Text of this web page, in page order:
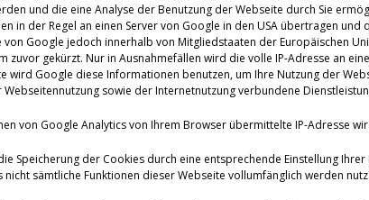
und die eine Analyse der Benutzung der Webseite durch Sie
in der Regel an einen Server von Google in den USA übertragen
von Google jedoch innerhalb von Mitgliedstaaten der Europäischen
zuvor gekürzt. Nur in Ausnahmefällen wird die volle IP-Adresse an
wird Google diese Informationen benutzen, um Ihre Nutzung der
sowie der Internetnutzung verbundene
von Google Analytics von Ihrem Browser übermittelte IP-Adresse
Speicherung der Cookies durch eine entsprechende Einstellung
nicht sämtliche Funktionen dieser Webseite vollumfänglich werden